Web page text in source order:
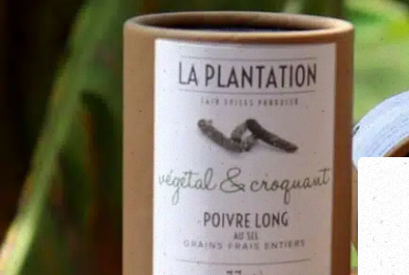
NOS SAUCES
NOS MOUTARDES
NOS ÉPICES GOURMANDES
NOS TISANES
CES COOKIES SONT NÉCESSAIRES AU BON FONCTIONNEMENT DU SITE. ILS NE PEUVENT PAS